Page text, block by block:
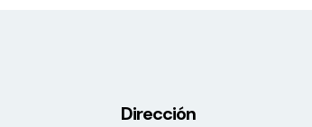
Dirección